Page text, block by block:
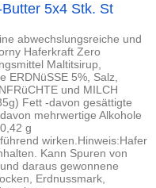
5x4 Stk. St
abwechslungsreiche und
Haferkraft Zero
Maltitsirup,
ERDNüSSE 5%, Salz,
und MILCH
Fett -davon gesättigte
mehrwertige Alkohole
g
wirken.Hinweis:Hafer
Kann Spuren von
daraus gewonnene
Erdnussmark,